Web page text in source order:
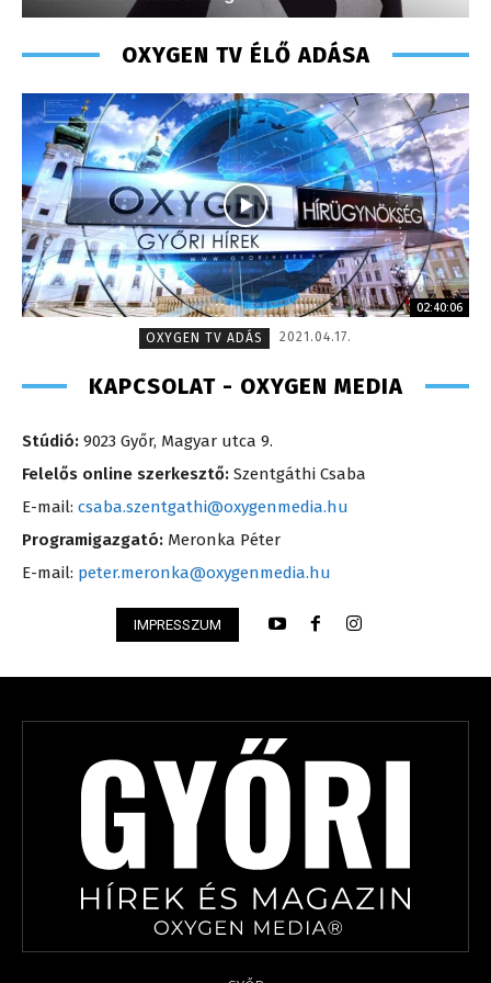
OXYGEN TV ÉLŐ ADÁSA
02:40:06
OXYGEN TV ADÁS
2021.04.17.
KAPCSOLAT - OXYGEN MEDIA
Stúdió: 9023 Győr, Magyar utca 9.
Felelős online szerkesztő: Szentgáthi Csaba
E-mail: csaba.szentgathi@oxygenmedia.hu
Programigazgató: Meronka Péter
E-mail: peter.meronka@oxygenmedia.hu
IMPRESSZUM